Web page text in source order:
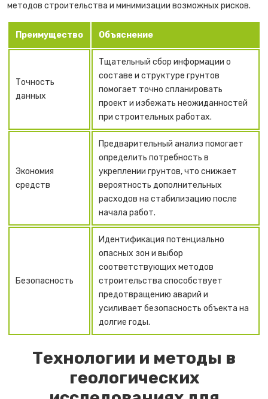
методов строительства и минимизации возможных рисков.
Преимущество Объяснение
Точность
данных
Тщательный сбор информации о
составе и структуре грунтов
помогает точно спланировать
проект и избежать неожиданностей
при строительных работах.
Экономия
средств
Предварительный анализ помогает
определить потребность в
укреплении грунтов, что снижает
вероятность дополнительных
расходов на стабилизацию после
начала работ.
Безопасность
Идентификация потенциально
опасных зон и выбор
соответствующих методов
строительства способствует
предотвращению аварий и
усиливает безопасность объекта на
долгие годы.
Технологии и методы в
геологических